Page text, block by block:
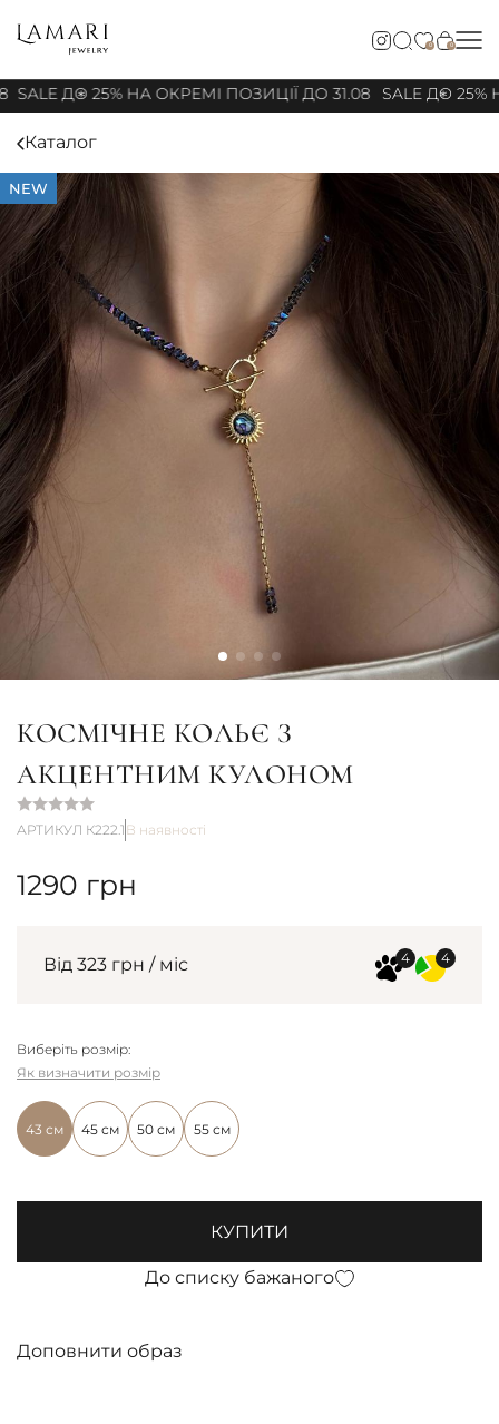
0 0
SALE ДО 25% НА ОКРЕМІ ПОЗИЦІЇ ДО 31.08 SALE ДО 25%
Каталог
NEW
КОСМІЧНЕ КОЛЬЄ З
АКЦЕНТНИМ КУЛОНОМ
АРТИКУЛ К222.1 В наявності
1290 грн
Від 323 грн / міс
Виберіть розмір:
43 см 45 см 50 см 55 см
Як визначити розмір
КУПИТИ
До списку бажаного
Доповнити образ